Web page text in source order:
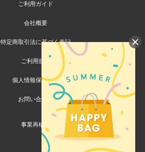
ご利用ガイド
会社概要
特定商取引法に基づく表記
ご利用規約
個人情報保護方針
お問い合わせ
事業再構築